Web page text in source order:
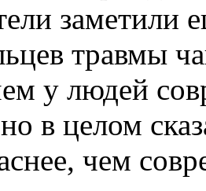
заметили
травмы
у людей
в целом
чем